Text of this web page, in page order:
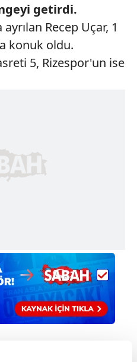
getirdi.
Recep Uçar, 1
konuk oldu.
5, Rizespor'un ise